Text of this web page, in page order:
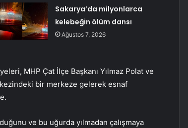
Sakarya’da milyonlarca
kelebeğin ölüm dansı
Ağustos 7, 2026
MHP Çat İlçe Başkanı Yılmaz Polat ve
bir merkeze gelerek esnaf
ve bu uğurda yılmadan çalışmaya